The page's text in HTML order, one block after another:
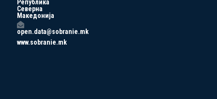
Република
Северна
Македонија
open.data@sobranie.mk
www.sobranie.mk